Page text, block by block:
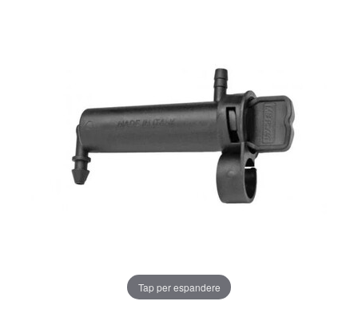
Tap per espandere